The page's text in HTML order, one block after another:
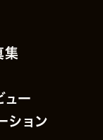
集
ュー
ション